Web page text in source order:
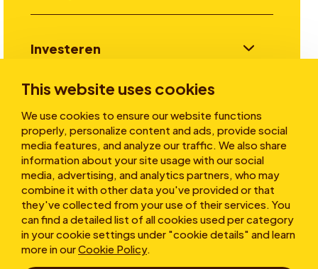
This website uses cookies
We use cookies to ensure our website functions
properly, personalize content and ads, provide social
media features, and analyze our traffic. We also share
information about your site usage with our social
media, advertising, and analytics partners, who may
combine it with other data you've provided or that
they've collected from your use of their services. You
can find a detailed list of all cookies used per category
in your cookie settings under "cookie details" and learn
more in ourCookie Policy.
Investeren
Over ons